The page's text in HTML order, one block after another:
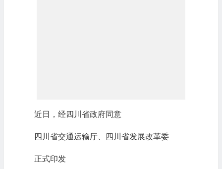
近日，经四川省政府同意
四川省交通运输厅、四川省发展改革委
正式印发